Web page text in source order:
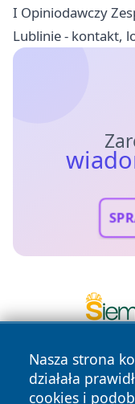
I Opiniodawczy
Lublinie - kontakt,
Nasza strona
działała
cookies i